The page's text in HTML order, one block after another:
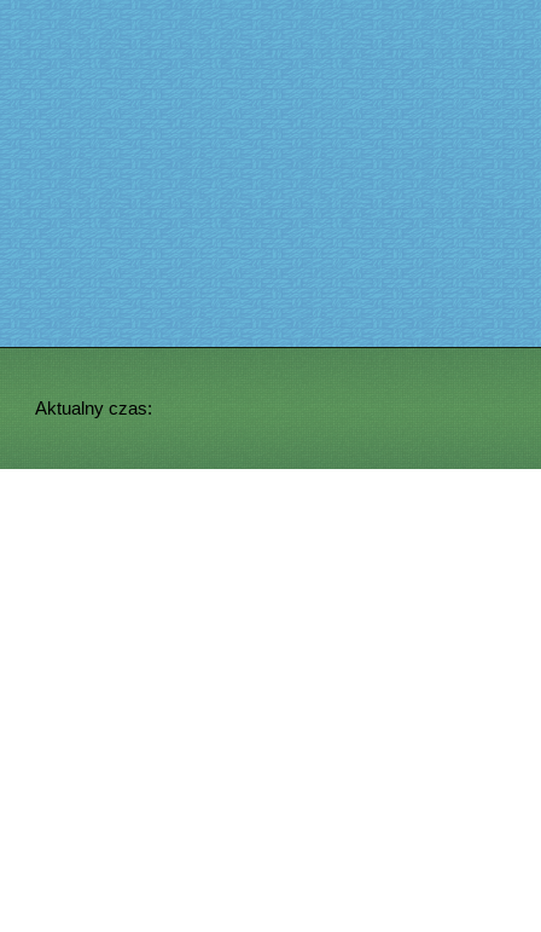
Aktualny czas: